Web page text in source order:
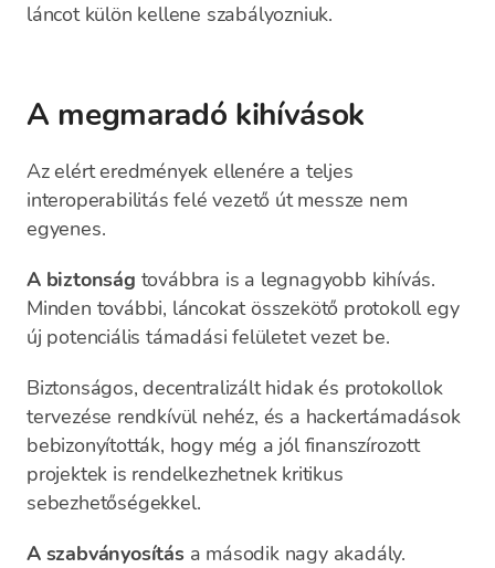
láncot külön kellene szabályozniuk.
A megmaradó kihívások
Az elért eredmények ellenére a teljes
interoperabilitás felé vezető út messze nem
egyenes.
A biztonság továbbra is a legnagyobb kihívás.
Minden további, láncokat összekötő protokoll egy
új potenciális támadási felületet vezet be.
Biztonságos, decentralizált hidak és protokollok
tervezése rendkívül nehéz, és a hackertámadások
bebizonyították, hogy még a jól finanszírozott
projektek is rendelkezhetnek kritikus
sebezhetőségekkel.
A szabványosítás a második nagy akadály.